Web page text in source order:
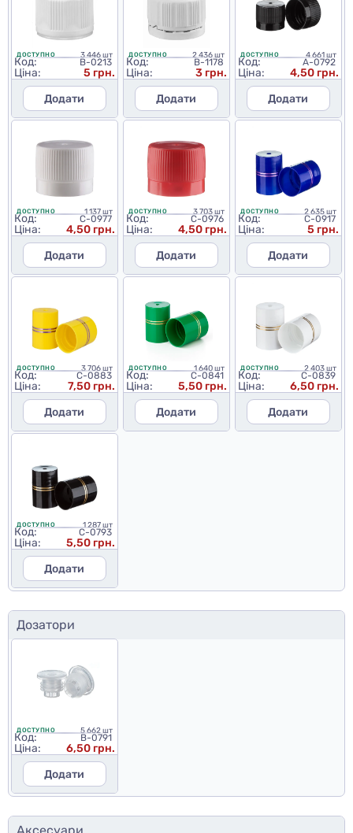
ДОСТУПНО 3 446 шт
Код: B-0213
Ціна:
5 грн.
Додати
ДОСТУПНО 2 436 шт
Код: B-1178
Ціна:
3 грн.
Додати
ДОСТУПНО 4 661 шт
Код: A-0792
Ціна:
4,50 грн.
Додати
ДОСТУПНО 1 137 шт
Код: C-0977
Ціна:
4,50 грн.
Додати
ДОСТУПНО 3 703 шт
Код: C-0976
Ціна:
4,50 грн.
Додати
ДОСТУПНО 2 635 шт
Код: C-0917
Ціна:
5 грн.
Додати
ДОСТУПНО 3 706 шт
Код: C-0883
Ціна:
7,50 грн.
Додати
ДОСТУПНО 1 640 шт
Код: C-0841
Ціна:
5,50 грн.
Додати
ДОСТУПНО 2 403 шт
Код: C-0839
Ціна:
6,50 грн.
Додати
ДОСТУПНО 1 287 шт
Код: C-0793
Ціна:
5,50 грн.
Додати
Дозатори
ДОСТУПНО 5 662 шт
Код: B-0791
Ціна:
6,50 грн.
Додати